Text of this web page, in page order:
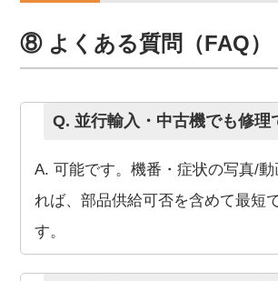
⑧ よくある質問（FAQ）
Q. 並行輸入・中古機でも修理
A. 可能です。機番・症状の写真/
れば、部品供給可否を含めて最短
す。